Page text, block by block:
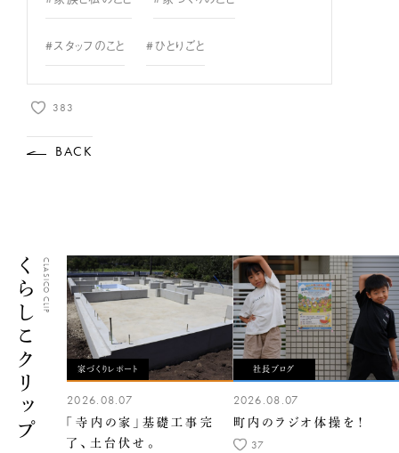
#スタッフのこと #ひとりごと
383
BACK
くらしこクリップCLASICO CLIP
家づくりレポート
2026.08.07
「寺内の家」基礎工事完
了、土台伏せ。
社長ブログ
2026.08.07
町内のラジオ体操を！
37